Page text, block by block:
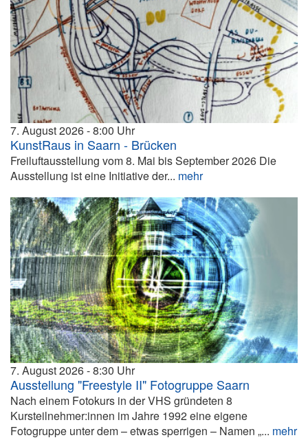
7. August 2026 8:00
KunstRaus in Saarn - Brücken
Freiluftausstellung vom 8. Mai bis September 2026 Die
Ausstellung ist eine Initiative der... mehr
7. August 2026 8:30
Ausstellung "Freestyle II" Fotogruppe Saarn
Nach einem Fotokurs in der VHS gründeten 8
Kursteilnehmer:innen im Jahre 1992 eine eigene
Fotogruppe unter dem – etwas sperrigen – Namen „... mehr